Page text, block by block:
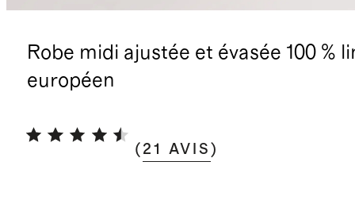
Robe midi ajustée et évasée 100 %
européen
( 21 AVIS )